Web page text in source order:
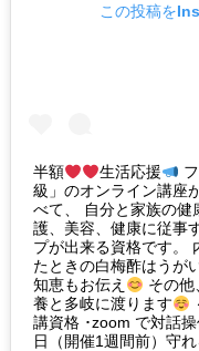
この投稿を
半額 生活応援
級」のオンライン講座
べて、 自分と家族の健
護、美容、健康に従事
プが出来る資格です。
たときの白梅酢はうが
知恵もお伝え
その
養と多岐に渡ります
講資格 ･zoom で対話
日（開催1週間前）守